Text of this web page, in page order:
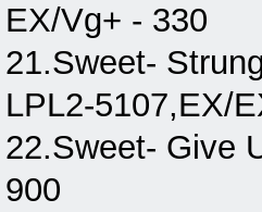
EX/Vg+ - 330
21.Sweet-
LPL2-5107,EX/
22.Sweet- Give
900